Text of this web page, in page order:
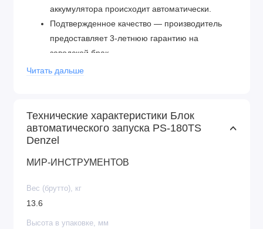
аккумулятора происходит автоматически.
Подтвержденное качество — производитель
предоставляет 3-летнюю гарантию на
заводской брак.
Читать дальше
Технические характеристики Блок
автоматического запуска PS-180TS
Denzel
МИР-ИНСТРУМЕНТОВ
Вес (брутто), кг
13.6
Высота в упаковке, мм